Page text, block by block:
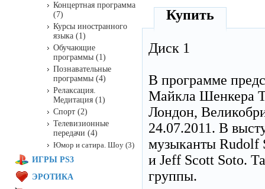
Купить
Диск 1
В программе
Майкла Шенкера
Лондон,
24.07.2011. В
музыканты Rudolf
и Jeff Scott Soto.
группы.
Концертная программа
(7)
Курсы иностранного
языка (1)
Обучающие
программы (1)
Познавательные
программы (4)
Релаксация.
Медитация (1)
Спорт (2)
Телевизионные
передачи (4)
Юмор и сатира. Шоу (3)
ИГРЫ PS3
ЭРОТИКА